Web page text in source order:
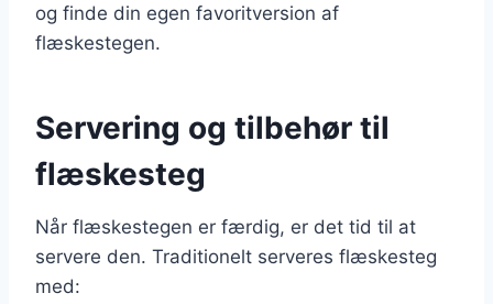
og finde din egen favoritversion af
flæskestegen.
Servering og tilbehør til
flæskesteg
Når flæskestegen er færdig, er det tid til at
servere den. Traditionelt serveres flæskesteg
med: